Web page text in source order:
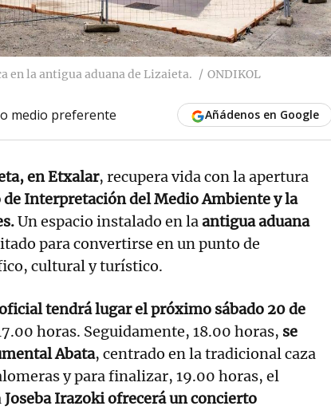
en la antigua aduana de Lizaieta. ONDIKOL
medio preferente Añádenos en Google
en Etxalar, recupera vida con la apertura
de Interpretación del Medio Ambiente y la
Un espacio instalado en laantigua aduana
para convertirse en un punto de
cultural y turístico.
tendrá lugar el próximo sábado 20 de
horas. Seguidamente, 18.00 horas, se
Abata, centrado en la tradicional caza
y para finalizar, 19.00 horas, el
Joseba Irazoki ofrecerá un concierto